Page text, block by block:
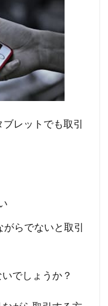
レットでも取引
らでないと取引
でしょうか？